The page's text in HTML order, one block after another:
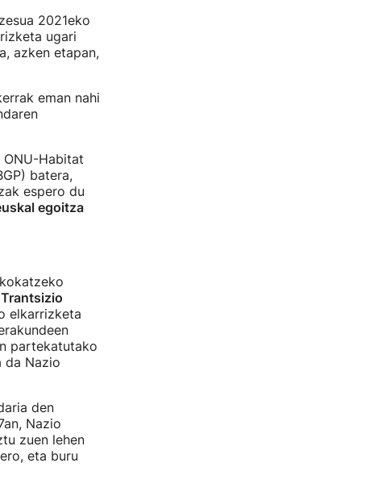
2021eko
ugari
azken etapan,
eman nahi
Habitat
batera,
espero du
egoitza
elkarrizketa
partekatutako
da Nazio
den
Nazio
zuen lehen
eta buru